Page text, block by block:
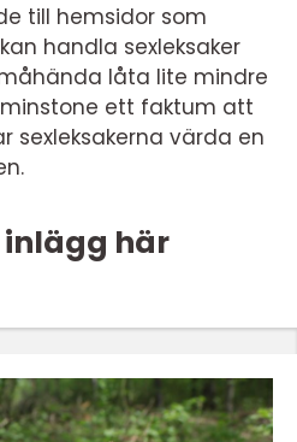
till hemsidor som
handla sexleksaker
låta lite mindre
ett faktum att
sexleksakerna värda en
inlägg här